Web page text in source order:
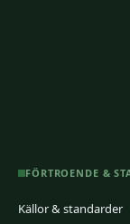
FÖRTROENDE &
Källor & standarder